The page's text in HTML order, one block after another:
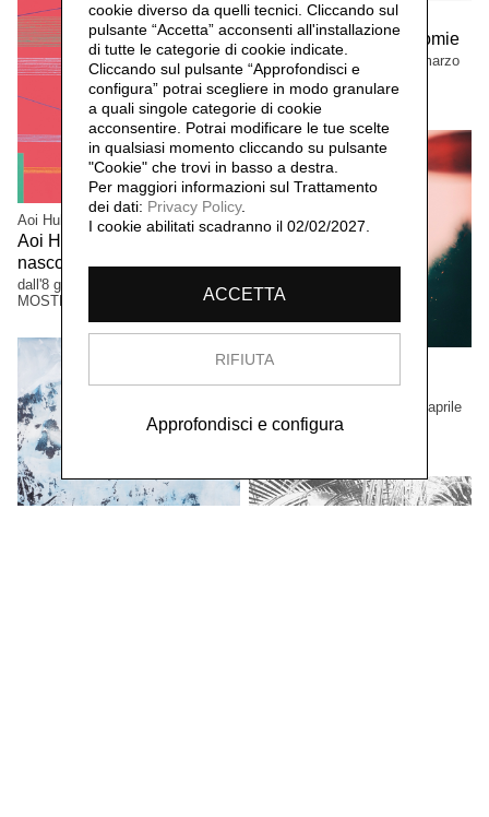
Manuela Bieri
Manuela Bieri. Tassonomie
dal 9 novembre 2025 al 22 marzo
2026
MOSTRE
Aoi Huber Kono
Aoi Huber Kono. Il sensore
nascosto
dall'8 giugno al 12 ottobre 2025
MOSTRE
Luciano Rigolini
Fotografica
dal 24 novembre 2024 al 27 aprile
2025
cookie diverso da quelli tecnici. Cliccando sul
pulsante “Accetta” acconsenti all'installazione
di tutte le categorie di cookie indicate.
Cliccando sul pulsante “Approfondisci e
configura” potrai scegliere in modo granulare
a quali singole categorie di cookie
acconsentire. Potrai modificare le tue scelte
in qualsiasi momento cliccando su pulsante
"Cookie" che trovi in basso a destra.
Per maggiori informazioni sul Trattamento
dei dati: Privacy Policy.
I cookie abilitati scadranno il 02/02/2027.
ACCETTA
RIFIUTA
Approfondisci e configura